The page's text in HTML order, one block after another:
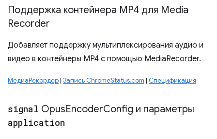
Поддержка контейнера MP4 для Media
Recorder
Добавляет поддержку мультиплексирования аудио и
видео в контейнеры MP4 с помощью MediaRecorder.
МедиаРекордер| Запись ChromeStatus.com | Спецификация
signal OpusEncoderConfig и параметры
application